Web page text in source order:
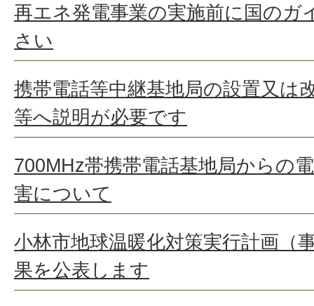
再エネ発電事業の実施前に国のガ
さい
携帯電話等中継基地局の設置又は
等へ説明が必要です
700MHz帯携帯電話基地局からの
害について
小林市地球温暖化対策実行計画（
果を公表します